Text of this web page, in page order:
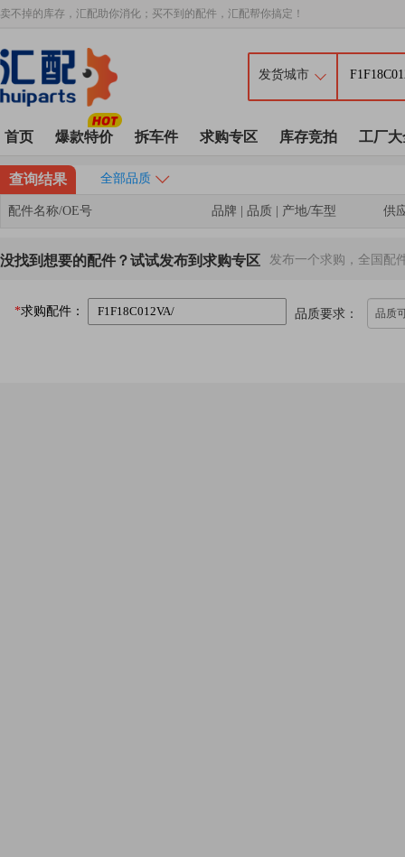
卖不掉的库存，汇配助你消化；买不到的配件，汇配帮你搞定！
首页 爆款特价 拆车件 求购专区 库存竞拍 工厂大
查询结果 全部品质
配件名称/OE号 品牌 | 品质 | 产地/车型 供
没找到想要的配件？试试发布到求购专区 发布一个求购，全国配
*求购配件： 品质要求： 品质